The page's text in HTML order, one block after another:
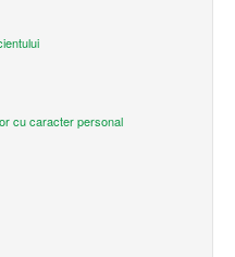
cu caracter personal